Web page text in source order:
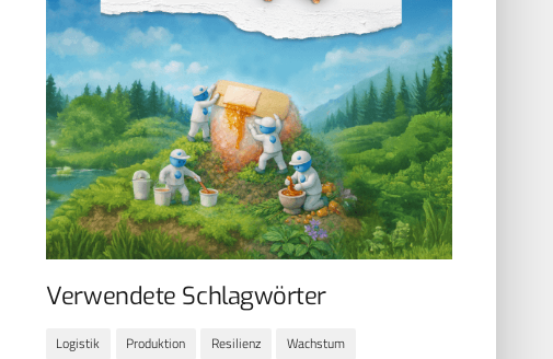
Verwendete Schlagwörter
Logistik Produktion Resilienz Wachstum